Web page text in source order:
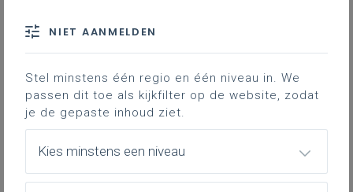
NIET AANMELDEN
Stel minstens één regio en één niveau in. We
passen dit toe als kijkfilter op de website, zodat
je de gepaste inhoud ziet.
Kies minstens een niveau